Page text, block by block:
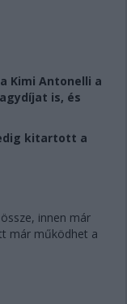
Kimi Antonelli a
is, és
kitartott a
innen már
már működhet a